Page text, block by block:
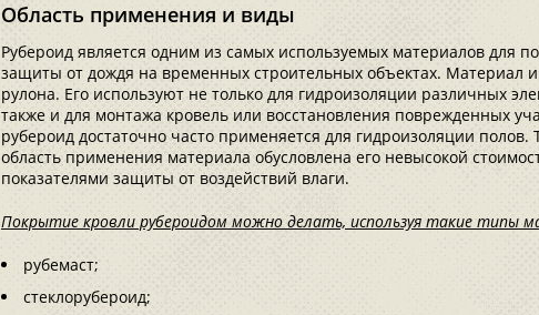
Область применения и виды
Рубероид является одним из самых используемых материалов для
защиты от дождя на временных строительных объектах. Материал
рулона. Его используют не только для гидроизоляции различных
также и для монтажа кровель или восстановления поврежденных
рубероид достаточно часто применяется для гидроизоляции полов.
область применения материала обусловлена его невысокой
показателями защиты от воздействий влаги.
Покрытие кровли рубероидом можно делать, используя такие типы
рубемаст;
стеклорубероид;